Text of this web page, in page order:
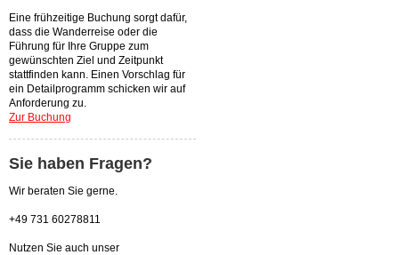
Eine frühzeitige Buchung sorgt dafür,
dass die Wanderreise oder die
Führung für Ihre Gruppe zum
gewünschten Ziel und Zeitpunkt
stattfinden kann. Einen Vorschlag für
ein Detailprogramm schicken wir auf
Anforderung zu.
Zur Buchung
Sie haben Fragen?
Wir beraten Sie gerne.
+49 731 60278811
Nutzen Sie auch unser